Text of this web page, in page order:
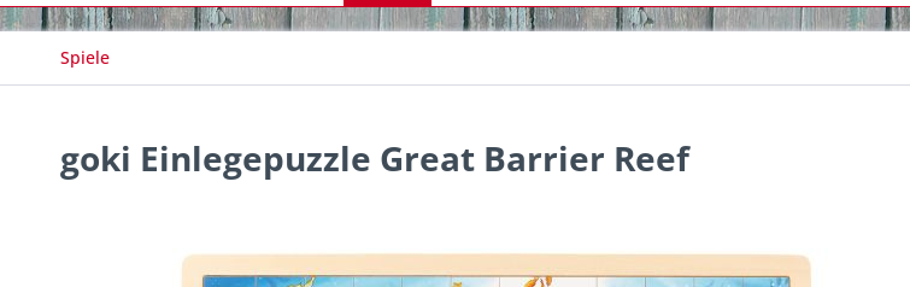
Spiele
goki Einlegepuzzle Great Barrier Reef